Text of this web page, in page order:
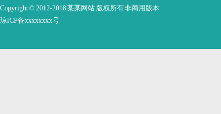
Copyright © 2012-2018 某某网站 版权所有 非商用版本
琼ICP备xxxxxxxx号